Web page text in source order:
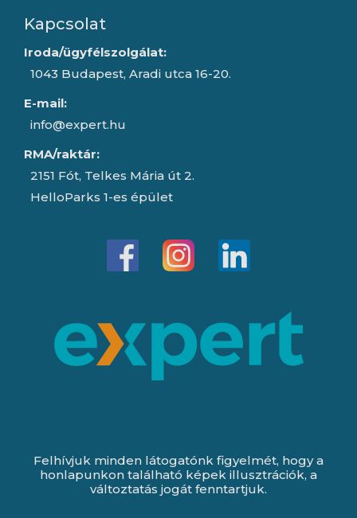
Kapcsolat
Iroda/ügyfélszolgálat:
1043 Budapest, Aradi utca 16-20.
E-mail:
info@expert.hu
RMA/raktár:
2151 Fót, Telkes Mária út 2.
HelloParks 1-es épület
Felhívjuk minden látogatónk figyelmét, hogy a
honlapunkon található képek illusztrációk, a
változtatás jogát fenntartjuk.